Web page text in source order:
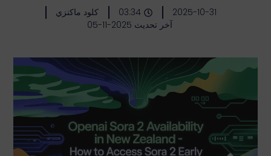
2025-10-31
03:34
كلود ماكنزي
آخر تحديث 2025-11-05